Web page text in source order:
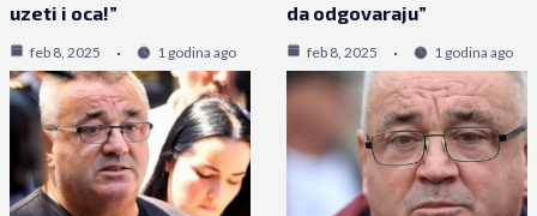
uzeti i oca!”
feb 8, 2025 1 godina ago
da odgovaraju”
feb 8, 2025 1 godina ago